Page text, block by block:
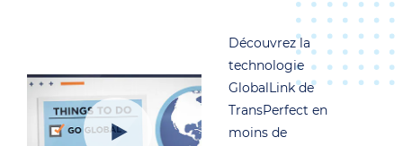
Découvrez la
technologie
GlobalLink de
TransPerfect en
moins de